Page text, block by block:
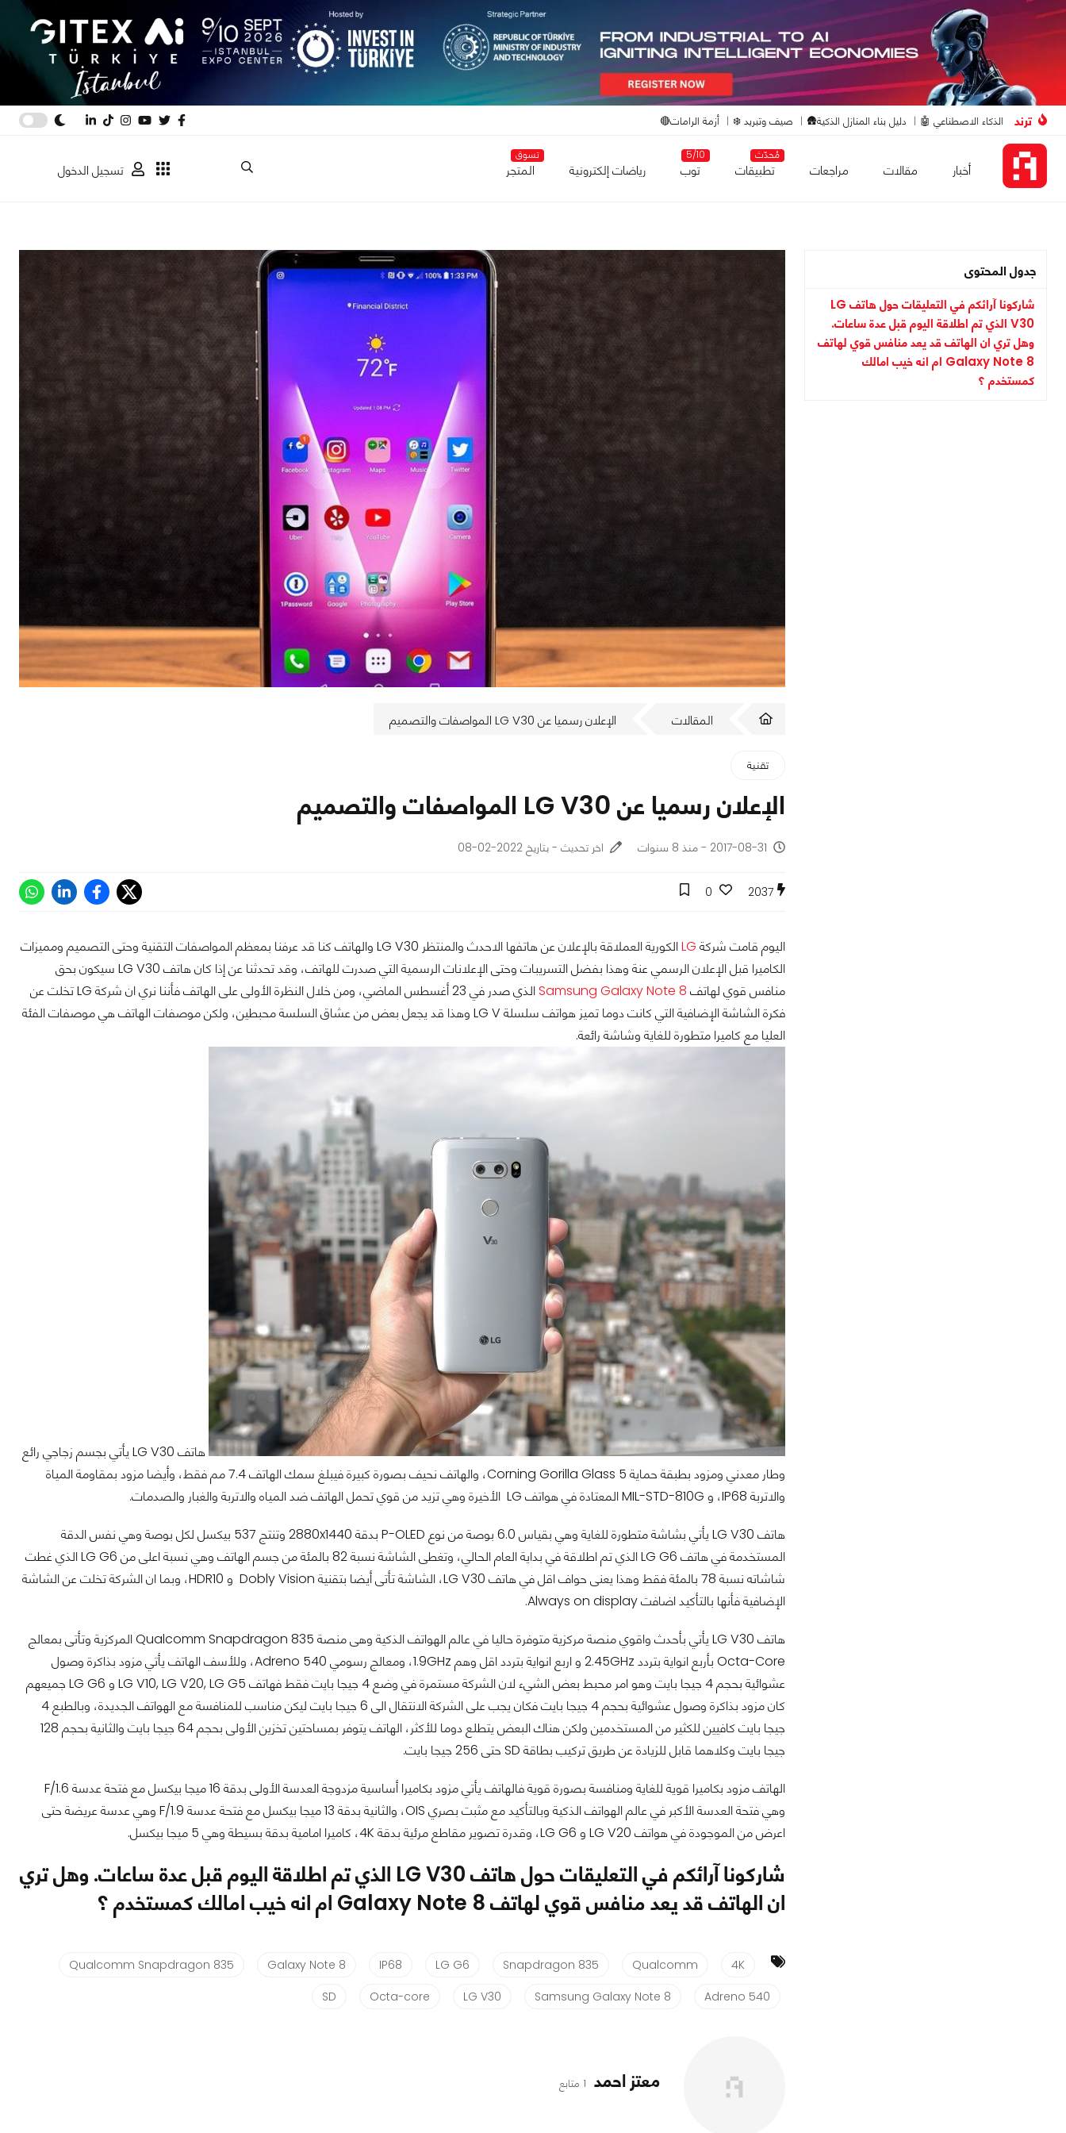
ترند الذكاء الاصطناعي 🤖 دليل بناء المنازل الذكية🛖 صيف وتبريد ❄️ أزمة الرامات🔴
أخبار مقالات مراجعات
مُحدّث
تطبيقات
5/10
توب رياضات إلكترونية
تسوق
المتجر تسجيل الدخول
جدول المحتوى
شاركونا آرائكم في التعليقات حول هاتف LG
V30 الذي تم اطلاقة اليوم قبل عدة ساعات.
وهل تري ان الهاتف قد يعد منافس قوي لهاتف
Galaxy Note 8 ام انه خيب امالك
كمستخدم ؟
المقالات الإعلان رسميا عن LG V30 المواصفات والتصميم
تقنية
الإعلان رسميا عن LG V30 المواصفات والتصميم
2017-08-31 - منذ 8 سنوات اخر تحديث - بتاريخ 2022-02-08
2037
0
اليوم قامت شركة LG
الكورية العملاقة بالإعلان عن هاتفها الاحدث والمنتظر LG V30 والهاتف كنا قد عرفنا بمعظم المواصفات التقنية وحتى التصميم ومميزات
الكاميرا قبل الإعلان الرسمي عنة وهذا بفضل التسريبات وحتى الإعلانات الرسمية التي صدرت للهاتف، وقد تحدثنا عن إذا كان هاتف LG V30 سيكون بحق
منافس قوي لهاتف Samsung Galaxy Note 8
الذي صدر في 23 أغسطس الماضي، ومن خلال النظرة الأولى على الهاتف فأننا نري ان شركة LG تخلت عن
فكرة الشاشة الإضافية التي كانت دوما تميز هواتف سلسلة LG V وهذا قد يجعل بعض من عشاق السلسة محبطين، ولكن موصفات الهاتف هي موصفات الفئة
العليا مع كاميرا متطورة للغاية وشاشة رائعة.
هاتف LG V30 يأتي بجسم زجاجي رائع
وطار معدني ومزود بطبقة حماية Corning Gorilla Glass 5، والهاتف نحيف بصورة كبيرة فيبلغ سمك الهاتف 7.4 مم فقط، وأيضا مزود بمقاومة المياة
والاتربة IP68، و MIL-STD-810G المعتادة في هواتف LG الأخيرة وهي تزيد من قوي تحمل الهاتف ضد المياه والاتربة والغبار والصدمات.
هاتف LG V30 يأتي بشاشة متطورة للغاية وهي بقياس 6.0 بوصة من نوع P-OLED بدقة 2880x1440 وتنتج 537 بيكسل لكل بوصة وهي نفس الدقة
المستخدمة في هاتف LG G6 الذي تم اطلاقة في بداية العام الحالي، وتغطى الشاشة نسبة 82 بالمئة من جسم الهاتف وهي نسبة اعلى من LG G6 الذي غطت
شاشاته نسبة 78 بالمئة فقط وهذا يعنى حواف اقل في هاتف LG V30، الشاشة تأتى أيضا بتقنية Dobly Vision و HDR10، وبما ان الشركة تخلت عن الشاشة
الإضافية فأنها بالتأكيد اضافت Always on display.
هاتف LG V30 يأتي بأحدث واقوي منصة مركزية متوفرة حاليا في عالم الهواتف الذكية وهى منصة Qualcomm Snapdragon 835 المركزية وتأتى بمعالج
Octa-Core بأربع انواية بتردد 2.45GHz و اربع انواية بتردد اقل وهم 1.9GHz، ومعالج رسومي Adreno 540، وللأسف الهاتف يأتي مزود بذاكرة وصول
عشوائية بحجم 4 جيجا بايت وهو امر محبط بعض الشيء لان الشركة مستمرة في وضع 4 جيجا بايت فقط فهاتف LG V10, LG V20, LG G5 و LG G6 جميعهم
كان مزود بذاكرة وصول عشوائية بحجم 4 جيجا بايت فكان يجب على الشركة الانتقال الى 6 جيجا بايت ليكن مناسب للمنافسة مع الهواتف الجديدة، وبالطبع 4
جيجا بايت كافيين للكثير من المستخدمين ولكن هناك البعض يتطلع دوما للأكثر، الهاتف يتوفر بمساحتين تخزين الأولى بحجم 64 جيجا بايت والثانية بحجم 128
جيجا بايت وكلاهما قابل للزيادة عن طريق تركيب بطاقة SD حتى 256 جيجا بايت.
الهاتف مزود بكاميرا قوية للغاية ومنافسة بصورة قوية فالهاتف يأتي مزود بكاميرا أساسية مزدوجة العدسة الأولى بدقة 16 ميجا بيكسل مع فتحة عدسة F/1.6
وهي فتحة العدسة الأكبر في عالم الهواتف الذكية وبالتأكيد مع مثبت بصري OIS، والثانية بدقة 13 ميجا بيكسل مع فتحة عدسة F/1.9 وهي عدسة عريضة حتى
اعرض من الموجودة في هواتف LG V20 و LG G6، وقدرة تصوير مقاطع مرئية بدقة 4K، كاميرا امامية بدقة بسيطة وهي 5 ميجا بيكسل.
شاركونا آرائكم في التعليقات حول هاتفLG V30 الذي تم اطلاقة اليوم قبل عدة ساعات. وهل تري
ان الهاتف قد يعد منافس قوي لهاتفGalaxy Note 8 ام انه خيب امالك كمستخدم ؟
4K
Qualcomm
Snapdragon 835
LG G6
IP68
Galaxy Note 8
Qualcomm Snapdragon 835
Adreno 540
Samsung Galaxy Note 8
LG V30
Octa-core
SD
معتز احمد 1 متابع